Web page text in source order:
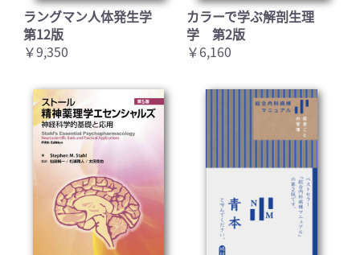
ラングマン人体発生学
第12版
￥9,350
カラーで学ぶ解剖生理
学 第2版
￥6,160